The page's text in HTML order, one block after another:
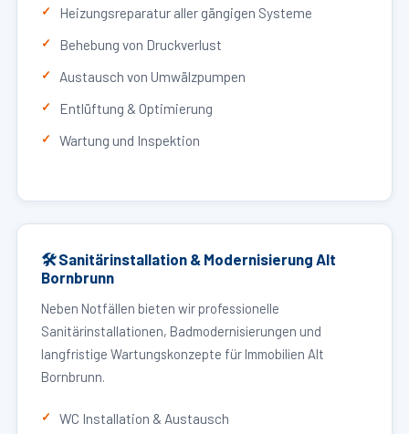
Heizungsreparatur aller gängigen Systeme
Behebung von Druckverlust
Austausch von Umwälzpumpen
Entlüftung & Optimierung
Wartung und Inspektion
🛠 Sanitärinstallation & Modernisierung Alt
Bornbrunn
Neben Notfällen bieten wir professionelle
Sanitärinstallationen, Badmodernisierungen und
langfristige Wartungskonzepte für Immobilien Alt
Bornbrunn.
WC Installation & Austausch